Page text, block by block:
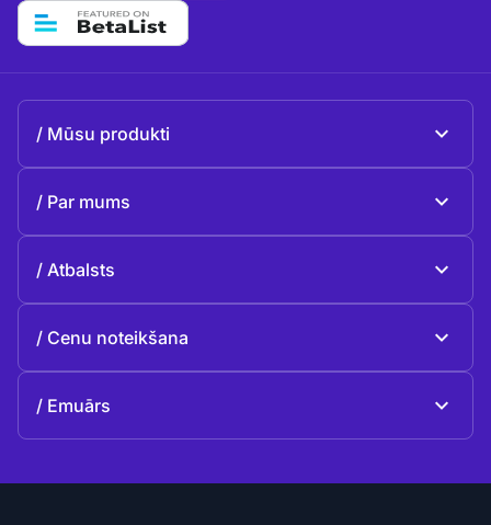
Mūsu produkti
Par mums
Vēsture
Atbalsts
Kontakti
Cenu noteikšana
Emuārs